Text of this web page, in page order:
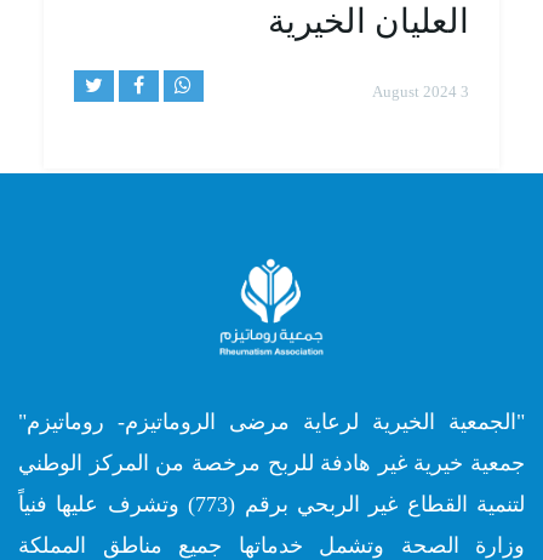
العليان الخيرية
3 August 2024
"الجمعية الخيرية لرعاية مرضى الروماتيزم- روماتيزم"
جمعية خيرية غير هادفة للربح مرخصة من المركز الوطني
لتنمية القطاع غير الربحي برقم (773) وتشرف عليها فنياً
وزارة الصحة وتشمل خدماتها جميع مناطق المملكة